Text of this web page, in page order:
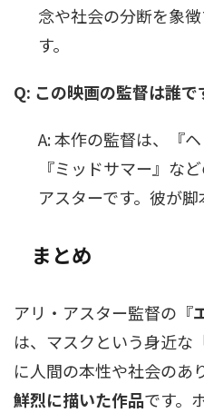
念や社会の分断を象
す。
Q: この映画の監督は誰で
A: 本作の監督は、『
『ミッドサマー』な
アスターです。彼が脚
まとめ
アリ・アスター監督の『
は、マスクという身近な
に人間の本性や社会のあ
鮮烈に描いた作品です。